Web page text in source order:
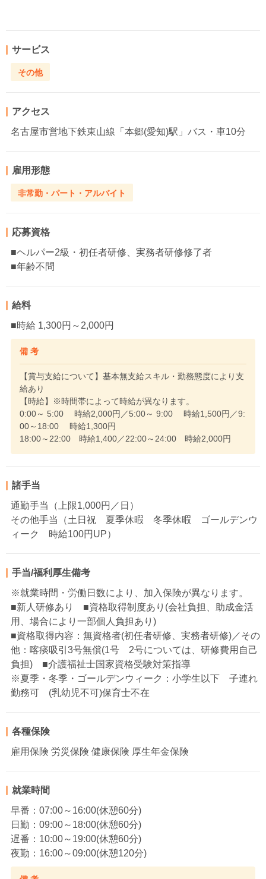
サービス
その他
アクセス
名古屋市営地下鉄東山線「本郷(愛知)駅」バス・車10分
雇用形態
非常勤・パート・アルバイト
応募資格
■ヘルパー2級・初任者研修、実務者研修修了者
■年齢不問
給料
■時給 1,300円～2,000円
備 考
【賞与支給について】基本無支給スキル・勤務態度により支
給あり
【時給】※時間帯によって時給が異なります。
0:00～ 5:00 時給2,000円／5:00～ 9:00 時給1,500円／9:
00～18:00 時給1,300円
18:00～22:00 時給1,400／22:00～24:00 時給2,000円
諸手当
通勤手当（上限1,000円／日）
その他手当（土日祝 夏季休暇 冬季休暇 ゴールデンウ
ィーク 時給100円UP）
手当/福利厚生備考
※就業時間・労働日数により、加入保険が異なります。
■新人研修あり ■資格取得制度あり(会社負担、助成金活
用、場合により一部個人負担あり)
■資格取得内容：無資格者(初任者研修、実務者研修)／その
他：喀痰吸引3号無償(1号 2号については、研修費用自己
負担) ■介護福祉士国家資格受験対策指導
※夏季・冬季・ゴールデンウィーク：小学生以下 子連れ
勤務可 (乳幼児不可)保育士不在
各種保険
雇用保険 労災保険 健康保険 厚生年金保険
就業時間
早番：07:00～16:00(休憩60分)
日勤：09:00～18:00(休憩60分)
遅番：10:00～19:00(休憩60分)
夜勤：16:00～09:00(休憩120分)